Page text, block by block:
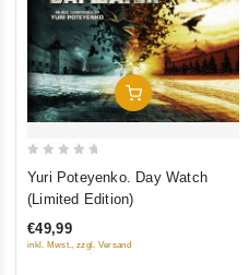
In Den Warenkorb
5
Yuri Poteyenko. Day Watch
(Limited Edition)
€49,99
inkl. Mwst., zzgl. Versand